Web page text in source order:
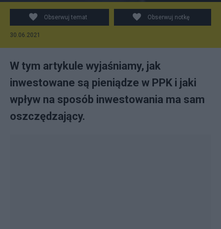
Oszczędzający w PPK są przypisywani do różnych
funduszy - w zależności od daty urodzenia.
Obserwuj temat Obserwuj notkę
30.06.2021
W tym artykule wyjaśniamy, jak
inwestowane są pieniądze w PPK i jaki
wpływ na sposób inwestowania ma sam
oszczędzający.